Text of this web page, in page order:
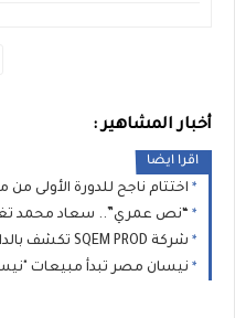
أخبار المشاهير :
اقرا ايضا
اختتام ناجح للدورة الأولى من مهرجان
“نص عمري”.. سعاد محمد
شركة SQEM PROD تكشف بالدار البيضاء عن برنامج الدورة الأولى لمهرجان الرمال ببوزنيقة
نيسان مصر تبدأ مبيعات "نيسان ماجنيت" المجمعة محليًا،